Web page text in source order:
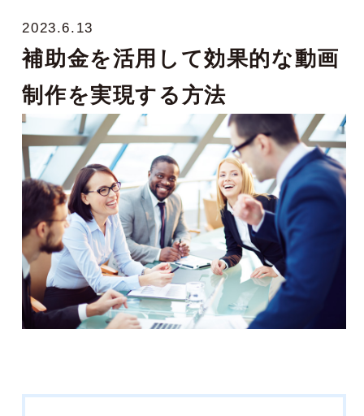
2023.6.13
補助金を活用して効果的な動画
制作を実現する方法